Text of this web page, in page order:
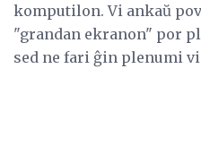
komputilon. Vi ankaŭ
"grandan ekranon" por
sed ne fari ĝin plenumi